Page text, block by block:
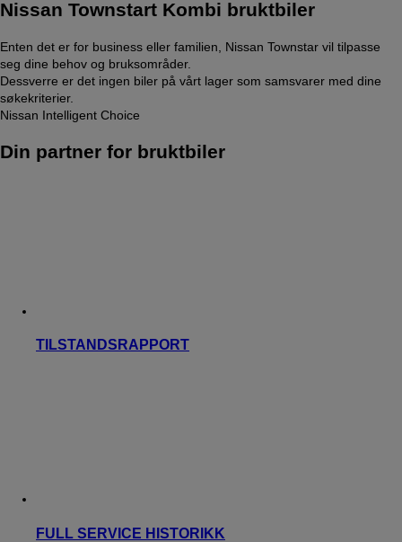
Nissan Townstart Kombi bruktbiler
Enten det er for business eller familien, Nissan Townstar vil tilpasse
seg dine behov og bruksområder.
Dessverre er det ingen biler på vårt lager som samsvarer med dine
søkekriterier.
Nissan Intelligent Choice
Din partner for bruktbiler
TILSTANDSRAPPORT
FULL SERVICE HISTORIKK